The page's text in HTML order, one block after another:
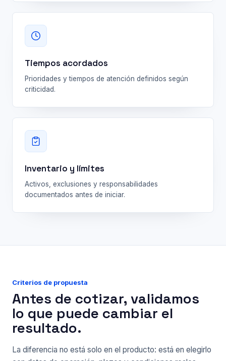
Tiempos acordados
Prioridades y tiempos de atención definidos según
criticidad.
Inventario y límites
Activos, exclusiones y responsabilidades
documentados antes de iniciar.
Criterios de propuesta
Antes de cotizar, validamos
lo que puede cambiar el
resultado.
La diferencia no está solo en el producto: está en elegirlo